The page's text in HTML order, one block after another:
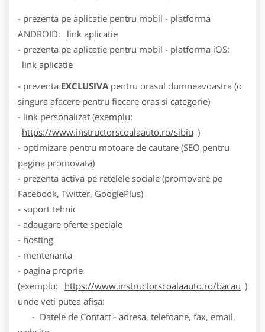
- prezenta pe aplicatie pentru mobil - platforma
ANDROID:
link aplicatie
- prezenta pe aplicatie pentru mobil - platforma iOS:
link aplicatie
- prezenta EXCLUSIVA pentru orasul dumneavoastra (o
singura afacere pentru fiecare oras si categorie)
- link personalizat (exemplu:
https://www.instructorscoalaauto.ro/sibiu )
- optimizare pentru motoare de cautare (SEO pentru
pagina promovata)
- prezenta activa pe retelele sociale (promovare pe
Facebook, Twitter, GooglePlus)
- suport tehnic
- adaugare oferte speciale
- hosting
- mentenanta
- pagina proprie
(exemplu:
https://www.instructorscoalaauto.ro/bacau )
unde veti putea afisa:
- Datele de Contact - adresa, telefoane, fax, email,